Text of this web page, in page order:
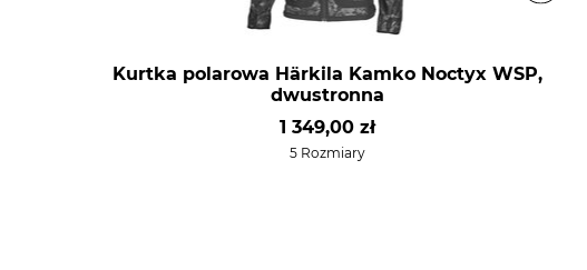
Kurtka polarowa Härkila Kamko Noctyx WSP,
dwustronna
1 349,00 zł
5 Rozmiary